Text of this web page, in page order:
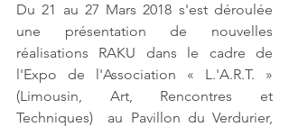
Du 21 au 27 Mars 2018 s'est déroulée
une présentation de nouvelles
réalisations RAKU dans le cadre de
l'Expo de l'Association « L.'A.R.T. »
(Limousin, Art, Rencontres et
Techniques)  au Pavillon du Verdurier,